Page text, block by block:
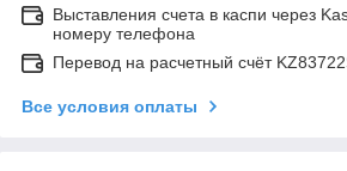
Выставления счета в каспи через
номеру телефона
Перевод на расчетный счёт
Все условия оплаты